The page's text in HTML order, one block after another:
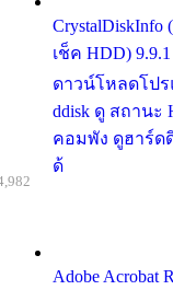
CrystalDiskInfo
เช็ค HDD) 9.9.1
ดาวน์โหลดโปร
ddisk ดู สถานะ
คอมพัง ดูฮาร์ดดิ
ด้
Adobe Acrobat